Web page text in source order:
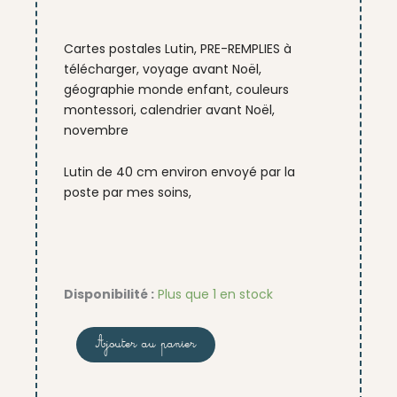
Cartes postales Lutin, PRE-REMPLIES à
télécharger, voyage avant Noël,
géographie monde enfant, couleurs
montessori, calendrier avant Noël,
novembre
Lutin de 40 cm environ envoyé par la
poste par mes soins,
Disponibilité : Plus que 1 en stock
quantité
Cartes
postalesAjouter au panier